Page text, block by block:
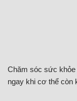
Chăm sóc sức
ngay khi cơ thể còn